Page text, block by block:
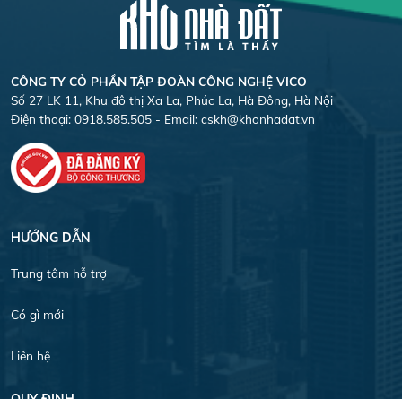
CÔNG TY CỎ PHẦN TẬP ĐOÀN CÔNG NGHỆ VICO
Số 27 LK 11, Khu đô thị Xa La, Phúc La, Hà Đông, Hà Nội
Điện thoại: 0918.585.505 - Email: cskh@khonhadat.vn
HƯỚNG DẪN
Trung tâm hỗ trợ
Có gì mới
Liên hệ